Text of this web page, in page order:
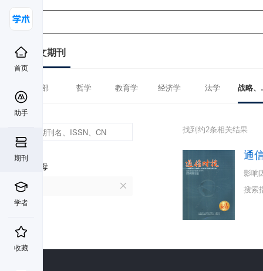
首页
助手
期刊
学者
收藏
中文期刊
全部 哲学 教育学 经济学 法学 战
首字母
T
找到约2条相关结果
通
影响
搜索